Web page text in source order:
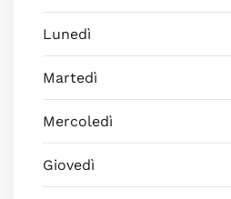
Lunedì
Martedì
Mercoledì
Giovedì